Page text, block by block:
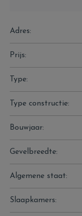
Adres:
Prijs:
Type:
Type constructie:
Bouwjaar:
Gevelbreedte:
Algemene staat:
Slaapkamers: